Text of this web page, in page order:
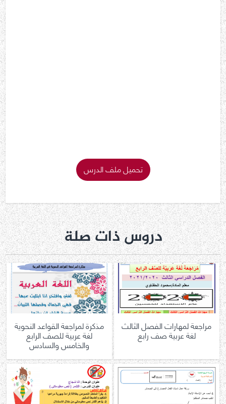
تحميل ملف الدرس
دروس ذات صلة
مراجعة لمهارات الفصل الثالث
لغة عربية صف رابع
مذكرة لمراجعة القواعد النحوية
لغة عربية للصف الرابع
والخامس والسادس